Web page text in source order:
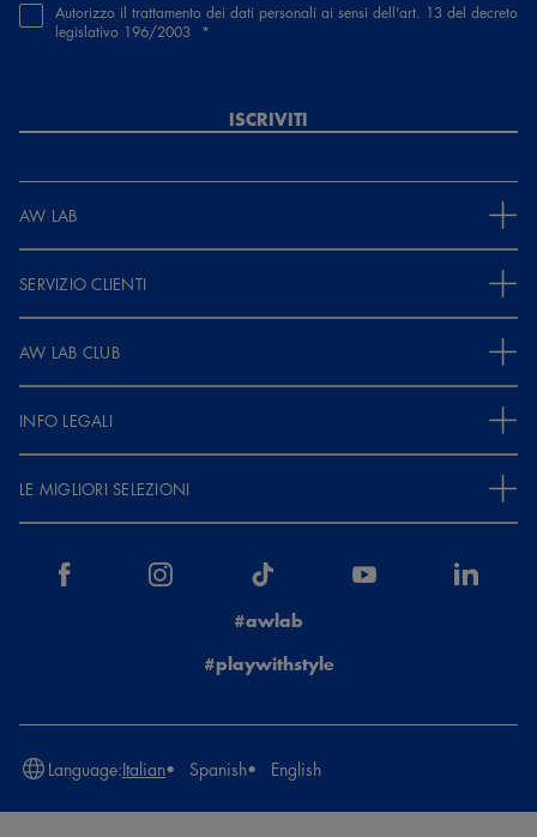
Autorizzo il trattamento dei dati personali ai sensi dell'art. 13 del decreto
legislativo 196/2003
ISCRIVITI
AW LAB
SERVIZIO CLIENTI
AW LAB CLUB
INFO LEGALI
LE MIGLIORI SELEZIONI
#awlab
#playwithstyle
Language:Italian Spanish English